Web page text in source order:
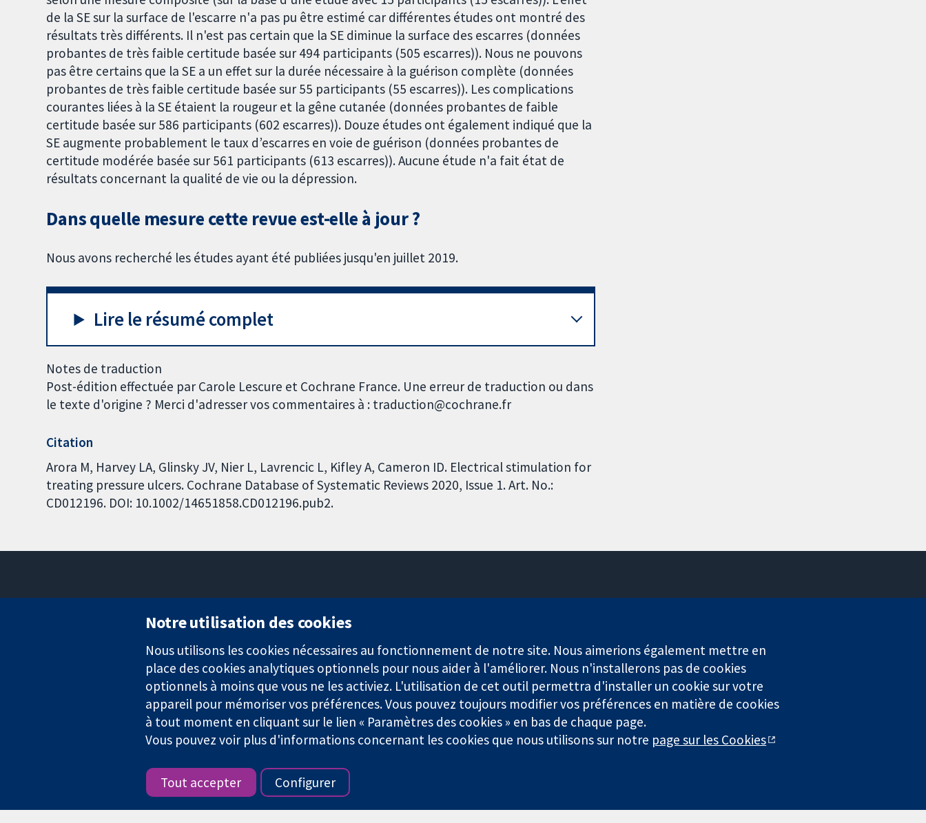
de la SE sur la surface de l'escarre n'a pas pu être estimé car différentes études ont montré des
résultats très différents. Il n'est pas certain que la SE diminue la surface des escarres (données
probantes de très faible certitude basée sur 494 participants (505 escarres)). Nous ne pouvons
pas être certains que la SE a un effet sur la durée nécessaire à la guérison complète (données
probantes de très faible certitude basée sur 55 participants (55 escarres)). Les complications
courantes liées à la SE étaient la rougeur et la gêne cutanée (données probantes de faible
certitude basée sur 586 participants (602 escarres)). Douze études ont également indiqué que la
SE augmente probablement le taux d’escarres en voie de guérison (données probantes de
certitude modérée basée sur 561 participants (613 escarres)). Aucune étude n'a fait état de
résultats concernant la qualité de vie ou la dépression.
Dans quelle mesure cette revue est-elle à jour ?
Nous avons recherché les études ayant été publiées jusqu'en juillet 2019.
Lire le résumé complet
Notes de traduction
Post-édition effectuée par Carole Lescure et Cochrane France. Une erreur de traduction ou dans
le texte d'origine ? Merci d'adresser vos commentaires à : traduction@cochrane.fr
Citation
Arora M, Harvey LA, Glinsky JV, Nier L, Lavrencic L, Kifley A, Cameron ID. Electrical stimulation for
treating pressure ulcers. Cochrane Database of Systematic Reviews 2020, Issue 1. Art. No.:
CD012196. DOI: 10.1002/14651858.CD012196.pub2.
Londres
W1G0AN
Royaume-Uni
Service de presse
Qui sommes-nous
Offres d'emploi
Cochrane Library
La Collaboration Cochrane est une association caritative (n° 1045921) et une société à responsabilité limitée par garantie (n° 03044323) enregistrée en Angleterre et au Pays de Galles. Numéro de
Copyright © 2026 The Cochrane Collaboration Conditions Générales
Notre utilisation des cookies
Nous utilisons les cookies nécessaires au fonctionnement de notre site. Nous aimerions également mettre en
place des cookies analytiques optionnels pour nous aider à l'améliorer. Nous n'installerons pas de cookies
optionnels à moins que vous ne les activiez. L'utilisation de cet outil permettra d'installer un cookie sur votre
appareil pour mémoriser vos préférences. Vous pouvez toujours modifier vos préférences en matière de cookies
à tout moment en cliquant sur le lien « Paramètres des cookies » en bas de chaque page.
Vous pouvez voir plus d'informations concernant les cookies que nous utilisons sur notre page sur les Cookies
Tout accepter Configurer